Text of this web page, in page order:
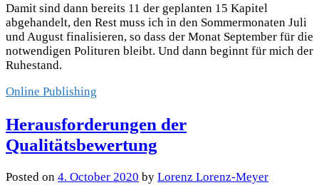
Damit sind dann bereits 11 der geplanten 15 Kapitel
abgehandelt, den Rest muss ich in den Sommermonaten Juli
und August finalisieren, so dass der Monat September für die
notwendigen Polituren bleibt. Und dann beginnt für mich der
Ruhestand.
Online Publishing
Herausforderungen der
Qualitätsbewertung
Posted on 4. October 2020 by Lorenz Lorenz-Meyer